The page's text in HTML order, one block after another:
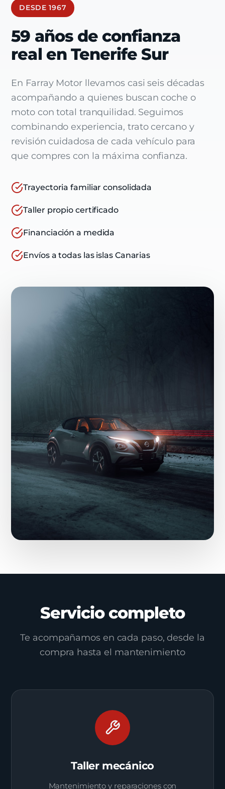
DESDE 1967
59 años de confianza
real en Tenerife Sur
En Farray Motor llevamos casi seis décadas
acompañando a quienes buscan coche o
moto con total tranquilidad. Seguimos
combinando experiencia, trato cercano y
revisión cuidadosa de cada vehículo para
que compres con la máxima confianza.
Trayectoria familiar consolidada
Taller propio certificado
Financiación a medida
Envíos a todas las islas Canarias
Servicio completo
Te acompañamos en cada paso, desde la
compra hasta el mantenimiento
Taller mecánico
Mantenimiento y reparaciones con